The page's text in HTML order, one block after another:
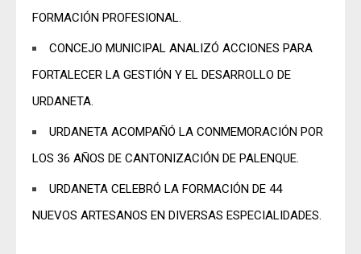
FORMACIÓN PROFESIONAL.
CONCEJO MUNICIPAL ANALIZÓ ACCIONES PARA
FORTALECER LA GESTIÓN Y EL DESARROLLO DE
URDANETA.
URDANETA ACOMPAÑÓ LA CONMEMORACIÓN POR
LOS 36 AÑOS DE CANTONIZACIÓN DE PALENQUE.
URDANETA CELEBRÓ LA FORMACIÓN DE 44
NUEVOS ARTESANOS EN DIVERSAS ESPECIALIDADES.